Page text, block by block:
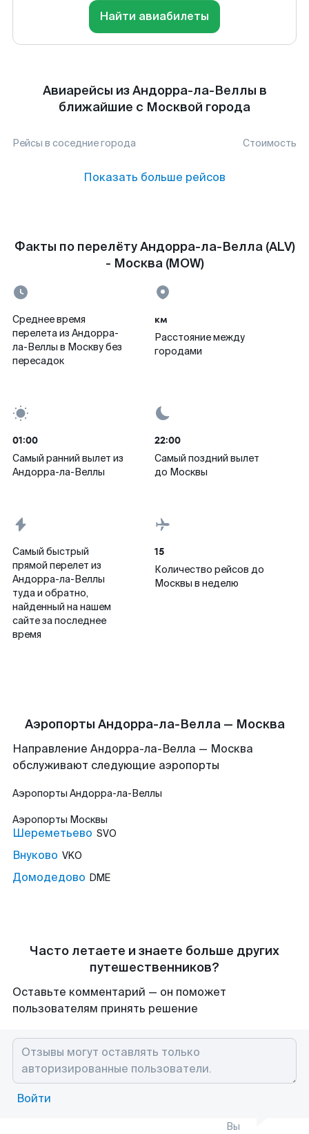
Найти авиабилеты
Авиарейсы из Андорра-ла-Веллы в
ближайшие с Москвой города
Рейсы в соседние города Стоимость
Показать больше рейсов
Факты по перелёту Андорра-ла-Велла (ALV)
- Москва (MOW)
Среднее время
перелета из Андорра-
ла-Веллы в Москву без
пересадок
км
Расстояние между
городами
01:00
Самый ранний вылет из
Андорра-ла-Веллы
22:00
Самый поздний вылет
до Москвы
Самый быстрый
прямой перелет из
Андорра-ла-Веллы
туда и обратно,
найденный на нашем
сайте за последнее
время
15
Количество рейсов до
Москвы в неделю
Аэропорты Андорра-ла-Велла — Москва
Направление Андорра-ла-Велла — Москва
обслуживают следующие аэропорты
Аэропорты Андорра-ла-Веллы
Аэропорты Москвы
Шереметьево SVO
Внуково VKO
Домодедово DME
Часто летаете и знаете больше других
путешественников?
Оставьте комментарий — он поможет
пользователям принять решение
Войти
Вы